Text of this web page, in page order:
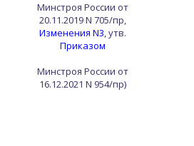
Минстроя России от
20.11.2019 N 705/пр,
Изменения N3, утв.
Приказом
Минстроя России от
16.12.2021 N 954/пр)